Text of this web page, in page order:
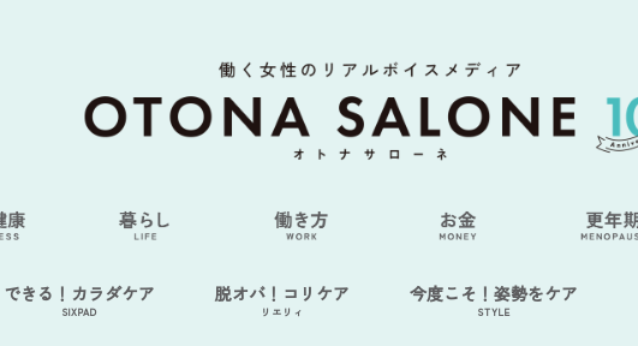
できる！カラダケア
SIXPAD
脱オバ！コリケア
リエリィ
今度こそ！姿勢をケア
STYLE